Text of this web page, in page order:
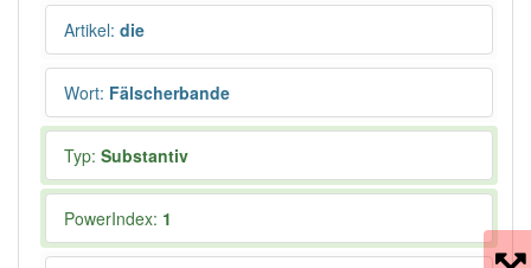
Artikel: die
Wort: Fälscherbande
Typ: Substantiv
PowerIndex: 1